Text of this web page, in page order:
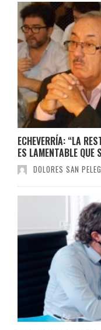
ECHEVERRÍA: “LA
ES LAMENTABLE QUE
DOLORES SAN